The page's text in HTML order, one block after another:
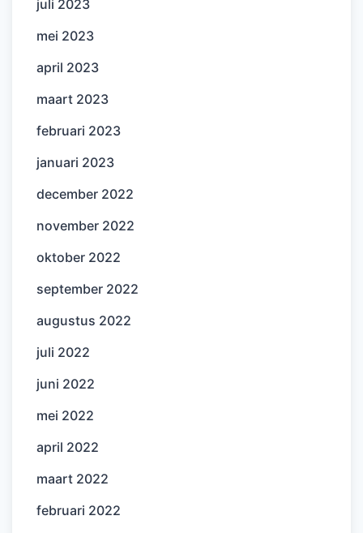
juli 2023
mei 2023
april 2023
maart 2023
februari 2023
januari 2023
december 2022
november 2022
oktober 2022
september 2022
augustus 2022
juli 2022
juni 2022
mei 2022
april 2022
maart 2022
februari 2022